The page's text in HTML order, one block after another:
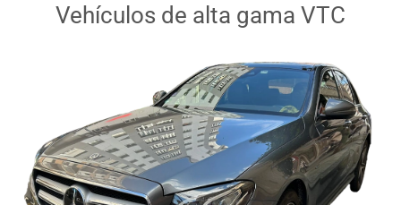
Vehículos de alta gama VTC